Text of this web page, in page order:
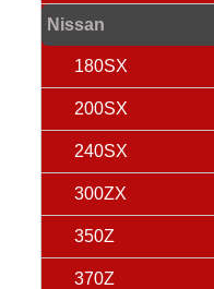
Nissan
180SX
200SX
240SX
300ZX
350Z
370Z